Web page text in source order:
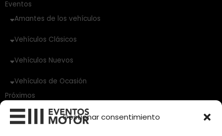
Gestionar consentimiento
Eventos
Amantes de los vehículos
Vehículos Clásicos
Vehículos Nuevos
Vehículos de Ocasión
Próximos
Eclipse by SELECTO
Del 12/08/2026 al 12/08/2026